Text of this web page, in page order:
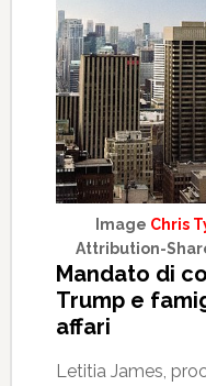
Image Chris
Attribution-
Mandato di
Trump e
affari
Letitia James,